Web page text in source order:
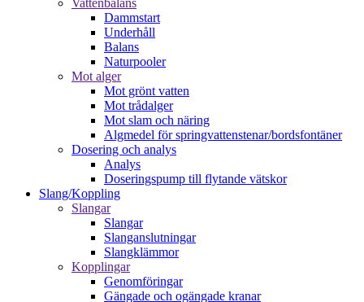
Vattenbalans
Dammstart
Underhåll
Balans
Naturpooler
Mot alger
Mot grönt vatten
Mot trådalger
Mot slam och näring
Algmedel för springvattenstenar/bordsfontäner
Dosering och analys
Analys
Doseringspump till flytande vätskor
Slang/Koppling
Slangar
Slangar
Slanganslutningar
Slangklämmor
Kopplingar
Genomföringar
Gängade och ogängade kranar